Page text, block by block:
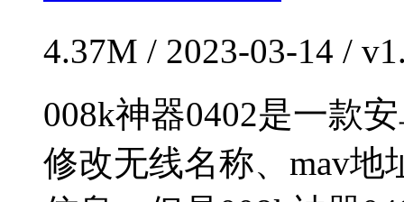
4.37M / 2023-03-14 /
008k神器0402是一款
修改无线名称、mav地